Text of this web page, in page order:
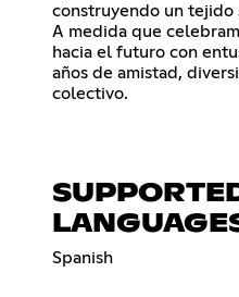
construyendo un tejido
A medida que
hacia el futuro con
años de amistad,
colectivo.
Spanish